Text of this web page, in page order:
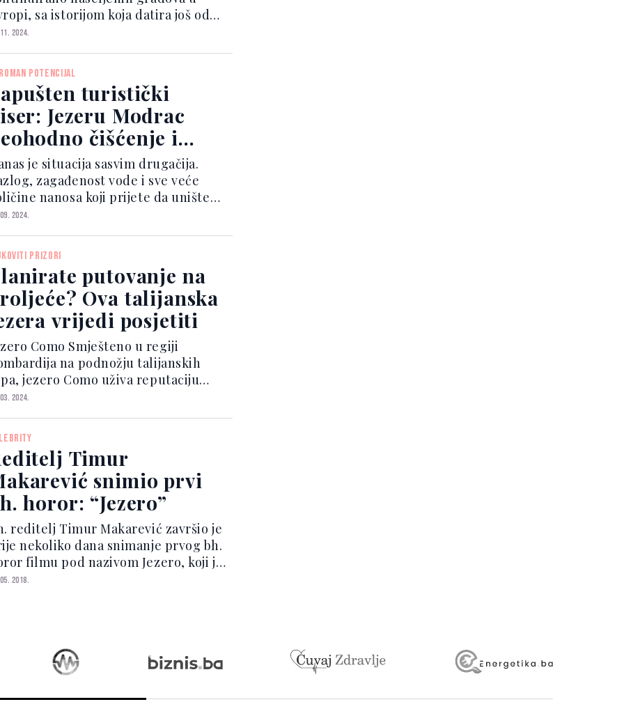
sa istorijom koja datira još od
Zbog toga je Ohridsko jezero
i istoimeni grad deo su svjetske
UNESCO-a....
2024.
POTENCIJAL
turistički
Jezeru Modrac
čišćenje i
je situacija sasvim drugačija.
zagađenost vode i sve veće
nanosa koji prijete da unište
i životinjski svijet, kao i njegov
zabrinuti i konstantno
na to da j...
2024.
PRIZORI
putovanje na
Ova talijanska
vrijedi posjetiti
Como Smješteno u regiji
na podnožju talijanskih
jezero Como uživa reputaciju
od najglamuroznijih lokacija jer
brojni poznati. Kao i kod svih
vožnja brodom je ne...
2024.
Timur
snimio prvi
horor: “Jezero”
reditelj Timur Makarević završio je
nekoliko dana snimanje prvog bh.
filmu pod nazivom Jezero, koji je
na više lokacija u neposrednoj
2018.